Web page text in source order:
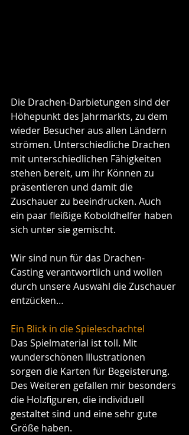
Die Drachen-Darbietungen sind der
Höhepunkt des Jahrmarkts, zu dem
wieder Besucher aus allen Ländern
strömen. Unterschiedliche Drachen
mit unterschiedlichen Fähigkeiten
stehen bereit, um ihr Können zu
präsentieren und damit die
Zuschauer zu beeindrucken. Auch
ein paar fleißige Koboldhelfer haben
sich unter sie gemischt.
Wir sind nun für das Drachen-
Casting verantwortlich und wollen
durch unsere Auswahl die Zuschauer
entzücken…
Ein Blick in die Spieleschachtel
Das Spielmaterial ist toll. Mit
wunderschönen Illustrationen
sorgen die Karten für Begeisterung.
Des Weiteren gefallen mir besonders
die Holzfiguren, die individuell
gestaltet sind und eine sehr gute
Größe haben.